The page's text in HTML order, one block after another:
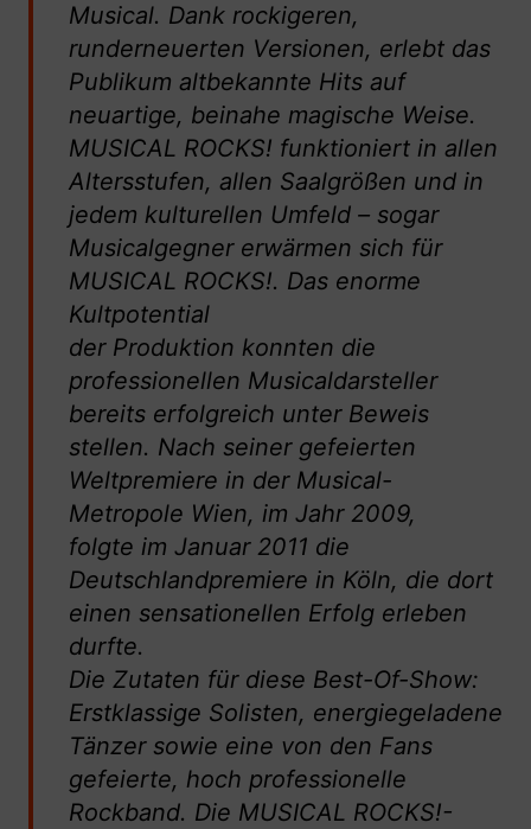
Musical. Dank rockigeren,
runderneuerten Versionen, erlebt das
Publikum altbekannte Hits auf
neuartige, beinahe magische Weise.
MUSICAL ROCKS! funktioniert in allen
Altersstufen, allen Saalgrößen und in
jedem kulturellen Umfeld – sogar
Musicalgegner erwärmen sich für
MUSICAL ROCKS!. Das enorme
Kultpotential
der Produktion konnten die
professionellen Musicaldarsteller
bereits erfolgreich unter Beweis
stellen. Nach seiner gefeierten
Weltpremiere in der Musical-
Metropole Wien, im Jahr 2009,
folgte im Januar 2011 die
Deutschlandpremiere in Köln, die dort
einen sensationellen Erfolg erleben
durfte.
Die Zutaten für diese Best-Of-Show:
Erstklassige Solisten, energiegeladene
Tänzer sowie eine von den Fans
gefeierte, hoch professionelle
Rockband. Die MUSICAL ROCKS!-